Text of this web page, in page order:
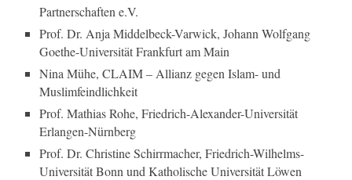
Partnerschaften e.V.
Prof. Dr. Anja Middelbeck-Varwick, Johann Wolfgang
Goethe-Universität Frankfurt am Main
Nina Mühe, CLAIM – Allianz gegen Islam- und
Muslimfeindlichkeit
Prof. Mathias Rohe, Friedrich-Alexander-Universität
Erlangen-Nürnberg
Prof. Dr. Christine Schirrmacher, Friedrich-Wilhelms-
Universität Bonn und Katholische Universität Löwen